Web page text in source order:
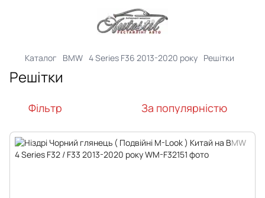
Каталог BMW 4 Series F36 2013-2020 року Решітки
Решітки
Фільтр За популярністю